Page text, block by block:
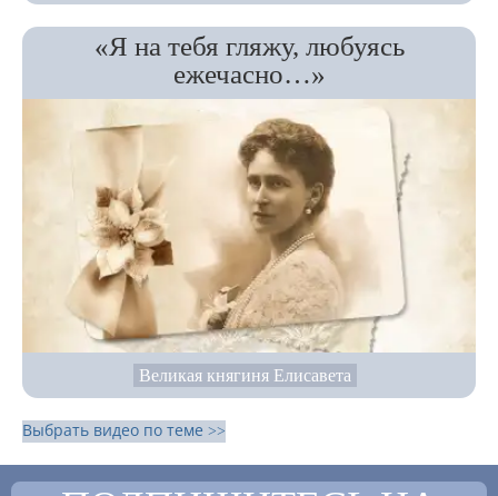
«Я на тебя гляжу, любуясь
ежечасно…»
Великая княгиня Елисавета
Выбрать видео по теме >>